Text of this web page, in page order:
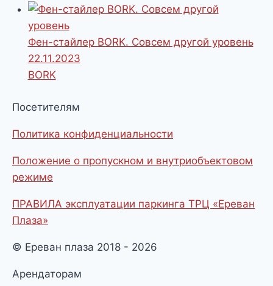
Фен-стайлер BORK. Совсем другой уровень
22.11.2023
BORK
Посетителям
Политика конфиденциальности
Положение о пропускном и внутриобъектовом
режиме
ПРАВИЛА эксплуатации паркинга ТРЦ «Ереван
Плаза»
© Ереван плаза 2018 - 2026
Арендаторам